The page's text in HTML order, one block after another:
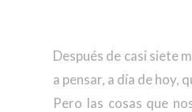
Después de casi siete
a pensar, a día de hoy,
Pero las cosas que